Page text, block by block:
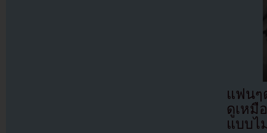
แฟนๆ
ดูเหมื
แบบไ